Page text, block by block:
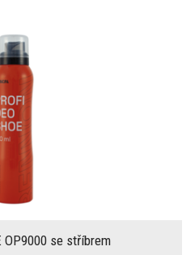
OP9000 se stříbrem